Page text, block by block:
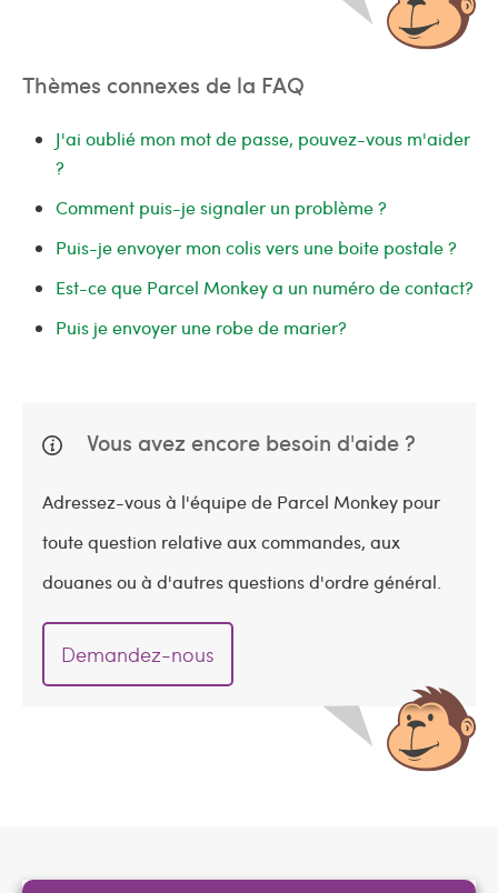
Thèmes connexes de la FAQ
J'ai oublié mon mot de passe, pouvez-vous m'aider
?
Comment puis-je signaler un problème ?
Puis-je envoyer mon colis vers une boite postale ?
Est-ce que Parcel Monkey a un numéro de contact?
Puis je envoyer une robe de marier?
Vous avez encore besoin d'aide ?
Adressez-vous à l'équipe de Parcel Monkey pour
toute question relative aux commandes, aux
douanes ou à d'autres questions d'ordre général.
Demandez-nous